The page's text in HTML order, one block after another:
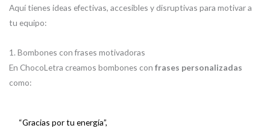
Aquí tienes ideas efectivas, accesibles y disruptivas para motivar a
tu equipo:
1. Bombones con frases motivadoras
En ChocoLetra creamos bombones con frases personalizadas
como:
“Gracias por tu energía”,